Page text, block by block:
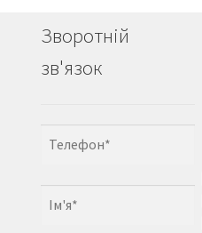
Зворотній
зв'язок